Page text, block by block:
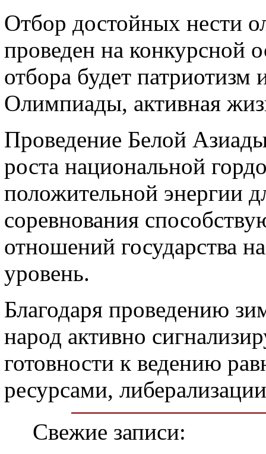
Отбор достойных нести
проведен на конкурсной
отбора будет
Олимпиады, активная
Проведение Белой
роста национальной
положительной энергии
соревнования
отношений государства
уровень.
Благодаря проведению
народ активно
готовности к ведению
ресурсами,
Свежие записи: